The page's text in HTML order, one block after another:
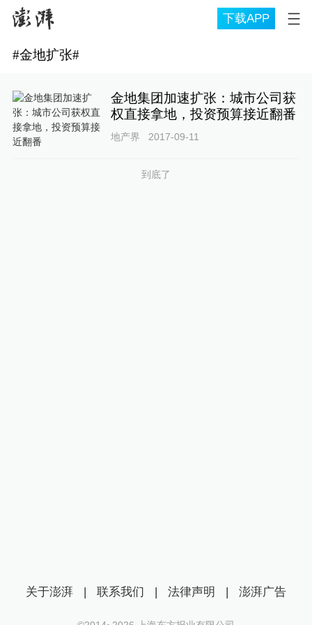
下载APP
#金地扩张#
金地集团加速扩张：城市公司获
权直接拿地，投资预算接近翻番
地产界 2017-09-11
到底了
关于澎湃 | 联系我们 | 法律声明 | 澎湃广告